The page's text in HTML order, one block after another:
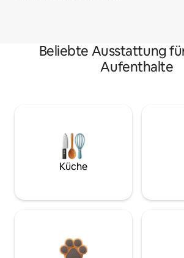
Beliebte Ausstattung
Aufenthalte
Küche